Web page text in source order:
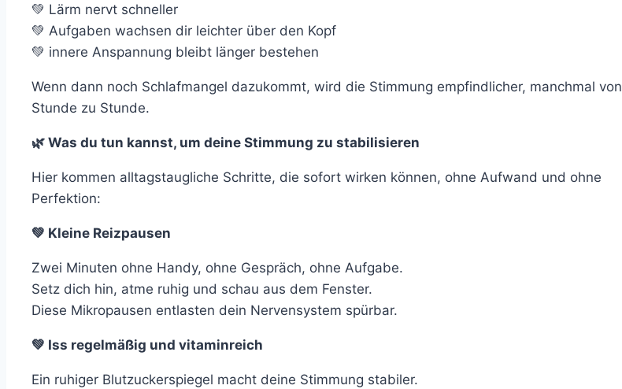
💚 Lärm nervt schneller
💚 Aufgaben wachsen dir leichter über den Kopf
💚 innere Anspannung bleibt länger bestehen
Wenn dann noch Schlafmangel dazukommt, wird die Stimmung empfindlicher, manchmal von
Stunde zu Stunde.
🌿 Was du tun kannst, um deine Stimmung zu stabilisieren
Hier kommen alltagstaugliche Schritte, die sofort wirken können, ohne Aufwand und ohne
Perfektion:
💚 Kleine Reizpausen
Zwei Minuten ohne Handy, ohne Gespräch, ohne Aufgabe.
Setz dich hin, atme ruhig und schau aus dem Fenster.
Diese Mikropausen entlasten dein Nervensystem spürbar.
💚 Iss regelmäßig und vitaminreich
Ein ruhiger Blutzuckerspiegel macht deine Stimmung stabiler.